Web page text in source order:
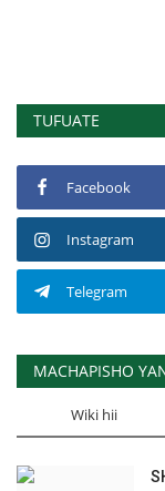
TUFUATE
Facebook
Instagram
Telegram
MACHAPISHO
Wiki hii